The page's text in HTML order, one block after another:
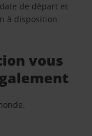
de départ et
à disposition.
vous